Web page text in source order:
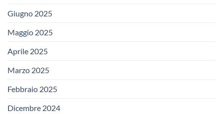
Giugno 2025
Maggio 2025
Aprile 2025
Marzo 2025
Febbraio 2025
Dicembre 2024